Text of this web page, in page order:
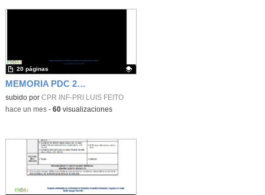
MEMORIA PDC 25-26 COLEGIO LUIS FEITO
Contenido educativo.
subido por CPR INF-PRI LUIS FEITO
20 páginas
-hace un mes- 60visualizaciones